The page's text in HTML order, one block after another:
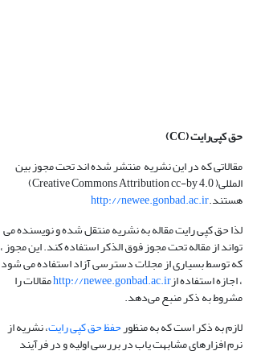
حق کپی‌رایت(CC)
مقالاتی که در این نشریه منتشر شده اند تحت مجوز بین
المللی( Creative Commons Attribution cc-by 4.0)
هستند.http://newee.gonbad.ac.ir
لذا حق کپی رایت مقاله به نشریه منتقل شده و نویسنده می
تواند از مقاله تحت مجوز فوق الذکر استفاده کند. این مجوز ،
که توسط بسیاری از مجلات دسترسی آزاد استفاده می شود
، اجازه استفاده ازhttp://newee.gonbad.ac.irمقالات را
مشروط به ذکر منبع می‌دهد.
لازم به ذکر است که به منظورحفظ حق کپی رایت، نشریه از
نرم افزارهای مشابهت یاب در بررسی اولیه و در فرآیند